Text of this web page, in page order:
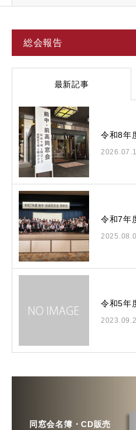
総会報告
最新記事
令和8年
令和7年
令和5年
同窓会名簿・CD販売